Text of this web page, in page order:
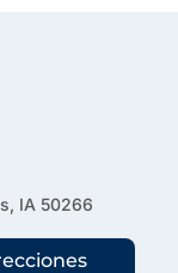
Location
, IA 50266